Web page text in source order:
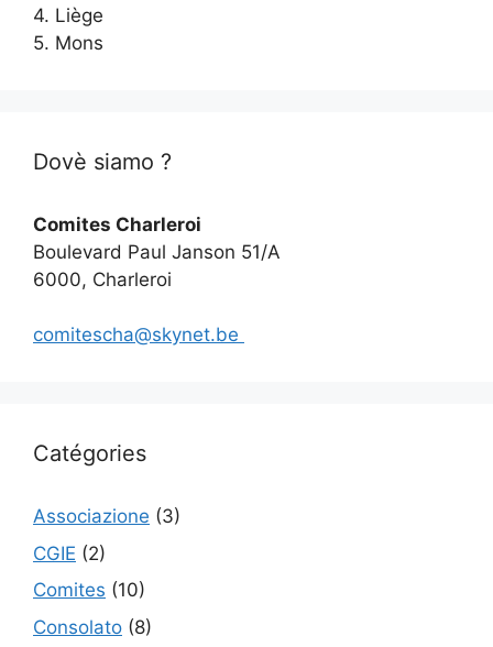
4. Liège
5. Mons
Dovè siamo ?
Comites Charleroi
Boulevard Paul Janson 51/A
6000, Charleroi
comitescha@skynet.be
Catégories
Associazione (3)
CGIE (2)
Comites (10)
Consolato (8)